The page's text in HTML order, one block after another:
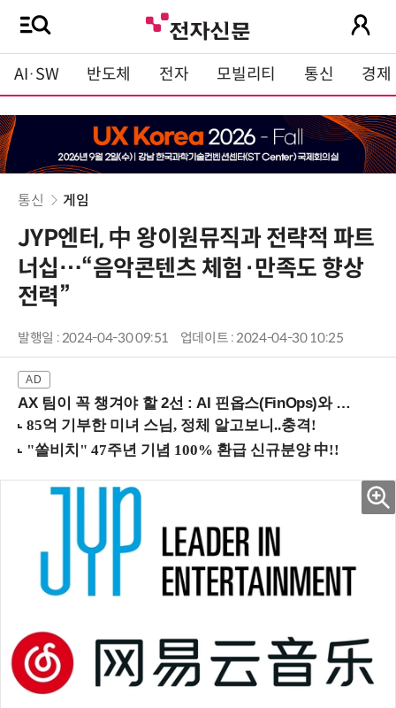
AI·SW 반도체 전자 모빌리티 통신 경제
통신 게임
JYP엔터, 中 왕이원뮤직과 전략적 파트
너십…“음악콘텐츠 체험·만족도 향상
전력”
발행일 : 2024-04-30 09:51 업데이트 : 2024-04-30 10:25
AX 팀이 꼭 챙겨야 할 2선 : AI 핀옵스(FinOps)와 토큰 거버넌스 (8/21 잠실역)